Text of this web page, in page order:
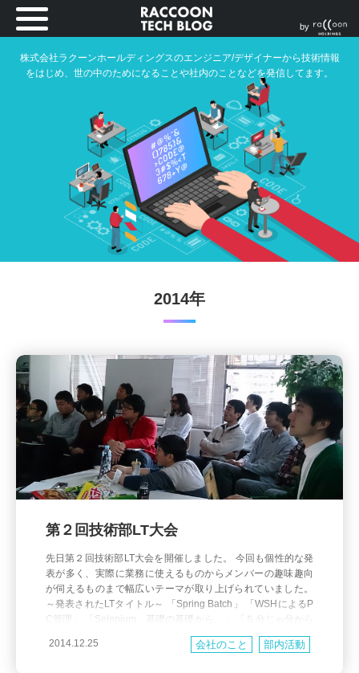
株式会社ラクーンホールディングスのエンジニア/デザイナーから技術情報
をはじめ、世の中のためになることや社内のことなどを発信してます。
by
2014年
第２回技術部LT大会
先日第２回技術部LT大会を開催しました。 今回も個性的な発
表が多く、実際に業務に使えるものからメンバーの趣味趣向
が伺えるものまで幅広いテーマが取り上げられていました。
～発表されたLTタイトル～ 「Spring Batch」 「WSHによるP
C管理」 「Selenium。基礎の基礎から。」 「５分じゃ分から
ない内部統制」 「Windows Phone 8のハナシ」 「Raspberry
Piで遊
2014.12.25 会社のこと 部内活動